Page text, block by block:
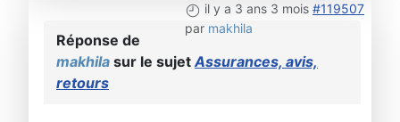
il y a 3 ans 3 mois #119507
par makhila
Réponse de
makhila sur le sujetAssurances, avis,
retours